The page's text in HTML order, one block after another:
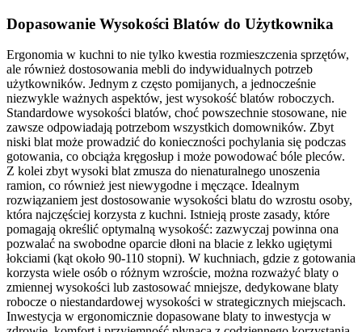
Dopasowanie Wysokości Blatów do Użytkownika
Ergonomia w kuchni to nie tylko kwestia rozmieszczenia sprzętów,
ale również dostosowania mebli do indywidualnych potrzeb
użytkowników. Jednym z często pomijanych, a jednocześnie
niezwykle ważnych aspektów, jest wysokość blatów roboczych.
Standardowe wysokości blatów, choć powszechnie stosowane, nie
zawsze odpowiadają potrzebom wszystkich domowników. Zbyt
niski blat może prowadzić do konieczności pochylania się podczas
gotowania, co obciąża kręgosłup i może powodować bóle pleców.
Z kolei zbyt wysoki blat zmusza do nienaturalnego unoszenia
ramion, co również jest niewygodne i męczące. Idealnym
rozwiązaniem jest dostosowanie wysokości blatu do wzrostu osoby,
która najczęściej korzysta z kuchni. Istnieją proste zasady, które
pomagają określić optymalną wysokość: zazwyczaj powinna ona
pozwalać na swobodne oparcie dłoni na blacie z lekko ugiętymi
łokciami (kąt około 90-110 stopni). W kuchniach, gdzie z gotowania
korzysta wiele osób o różnym wzroście, można rozważyć blaty o
zmiennej wysokości lub zastosować mniejsze, dedykowane blaty
robocze o niestandardowej wysokości w strategicznych miejscach.
Inwestycja w ergonomicznie dopasowane blaty to inwestycja w